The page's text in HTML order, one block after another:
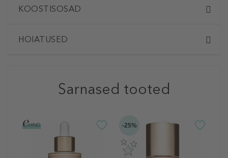
KOOSTISOSAD
HOIATUSED
Sarnased tooted
-25%